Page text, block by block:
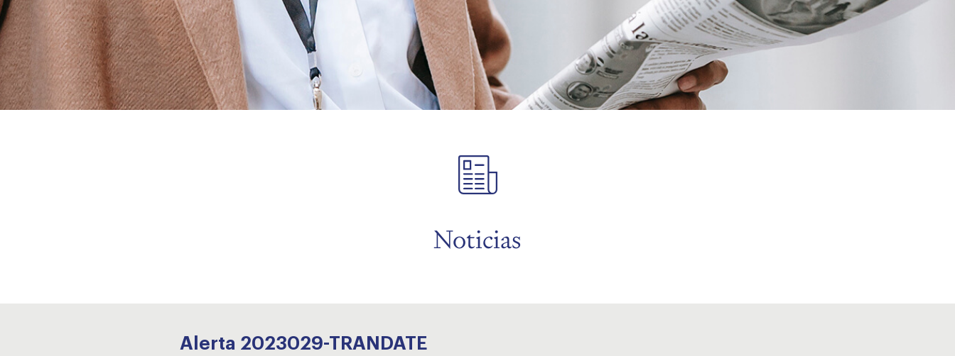
Noticias
Alerta 2023029-TRANDATE